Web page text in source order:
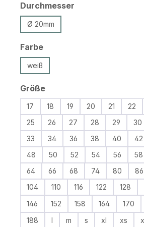
Durchmesser
Ø 20mm
Farbeauswählen
weiß
Größeauswählen
17 18 19 20 21 22
25
26 27 28 29 30
33
34 36 38 40 42
48
50 52 54 56 58
64
66 68 74 80 86
104
110 116 122 128
146
152 158 164 170
188
l m s xl xs